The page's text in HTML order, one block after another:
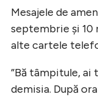
Mesajele de
septembrie și 10
alte cartele
”Bă tâmpitule, ai
demisia. După